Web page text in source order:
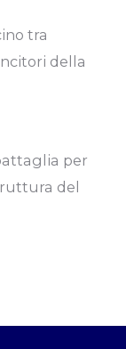
tra
della
per
del